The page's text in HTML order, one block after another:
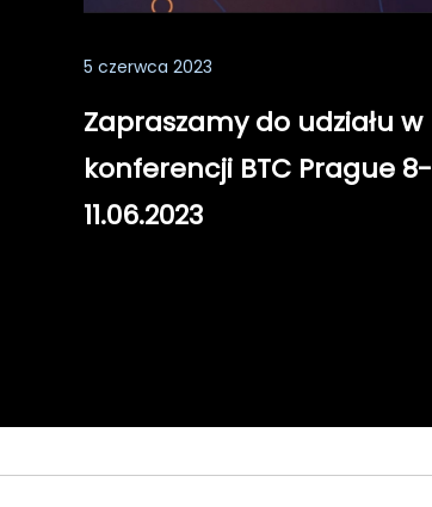
5 czerwca 2023
Zapraszamy do udziału w
konferencji BTC Prague 8-
11.06.2023